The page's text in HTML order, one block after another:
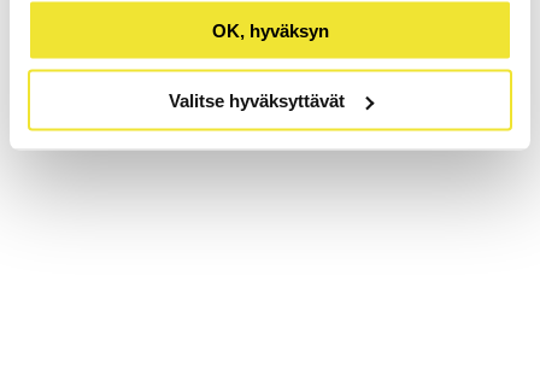
OK, hyväksyn
Valitse hyväksyttävät